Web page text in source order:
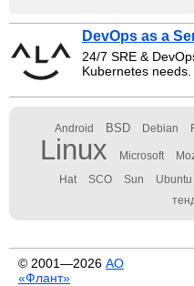
DevOps as a
24/7 SRE &
Kubernetes needs.
Android BSD Debian
Linux Microsoft
Hat SCO Sun Ubuntu
© 2001—2026 АО
«Флант»